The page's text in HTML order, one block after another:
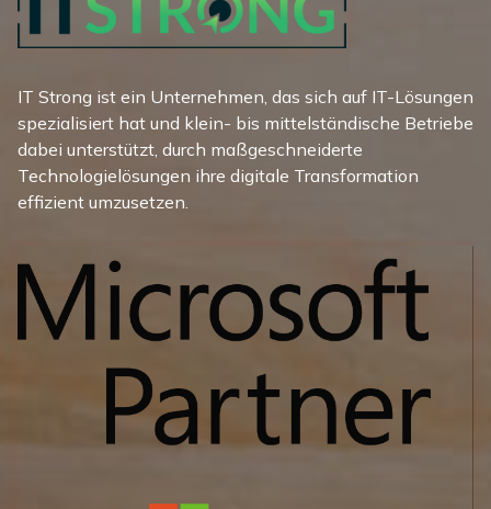
IT Strong ist ein Unternehmen, das sich auf IT-Lösungen
spezialisiert hat und klein- bis mittelständische Betriebe
dabei unterstützt, durch maßgeschneiderte
Technologielösungen ihre digitale Transformation
effizient umzusetzen.